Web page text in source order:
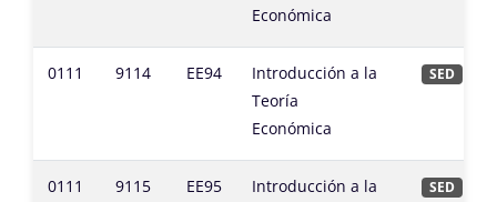
Económica
0111 9114 EE94
Introducción a la
Teoría
Económica
SED
0111 9115 EE95
Introducción a la
SED